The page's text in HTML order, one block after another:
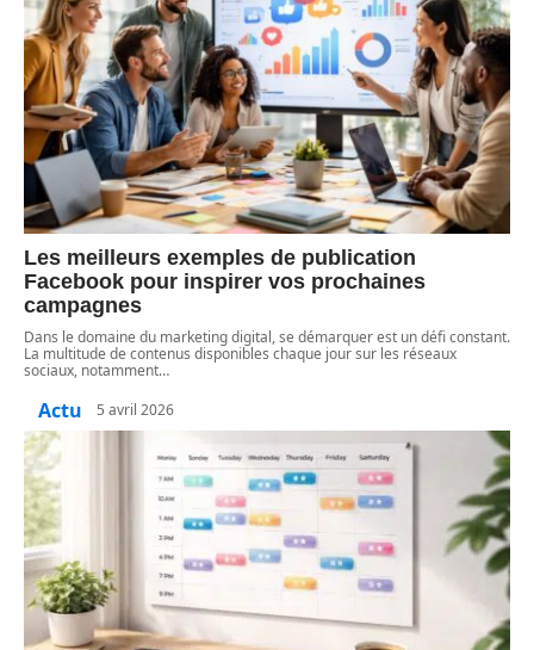
Les meilleurs exemples de publication
Facebook pour inspirer vos prochaines
campagnes
Dans le domaine du marketing digital, se démarquer est un défi constant.
La multitude de contenus disponibles chaque jour sur les réseaux
sociaux, notamment…
Actu 5 avril 2026